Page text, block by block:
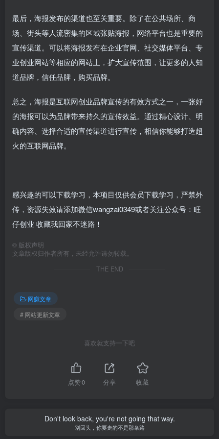
最后，海报发布的渠道也至关重要。除了在公共场所、商
场、街头等人流密集的区域张贴海报，网络平台也是重要的
宣传渠道。可以将海报发布在企业官网、社交媒体平台、专
业创业网站等相应的网站上，扩大宣传范围，让更多的人知
道品牌，信任品牌，购买品牌。
总之，海报是互联网创业品牌宣传的有效方式之一，一张好
的海报可以为品牌带来持久的宣传效益。通过精心设计、明
确内容、选择合适的宣传渠道进行宣传，相信你能够打造超
火的互联网品牌。
感兴趣的可以下载学习，本项目仅供会员下载学习，严禁外
传，资源失效请添加微信wangzai0349或者关注公众号：旺
仔创业 收藏我回家不迷路！
© 版权声明
文章版权归作者所有，未经允许请勿转载。
THE END
网赚文章
# 网站更新文章
喜欢就支持一下吧
点赞0 分享 收藏
Don't look back, you're not going that way.
别回头，你要走的不是那条路